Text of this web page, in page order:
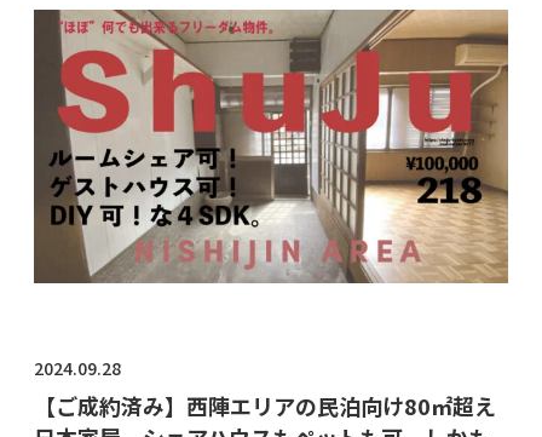
物件オ
ーナ
ー・管
理会社
2024.09.28
【ご成約済み】西陣エリアの民泊向け80㎡超え